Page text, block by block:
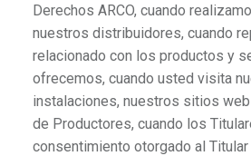
Derechos ARCO, cuando
nuestros distribuidores, cuando
relacionado con los productos y
ofrecemos, cuando usted visita
instalaciones, nuestros sitios
de Productores, cuando los
consentimiento otorgado al